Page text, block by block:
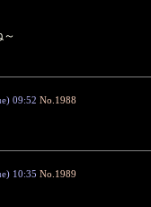
09:52 No.1988
10:35 No.1989